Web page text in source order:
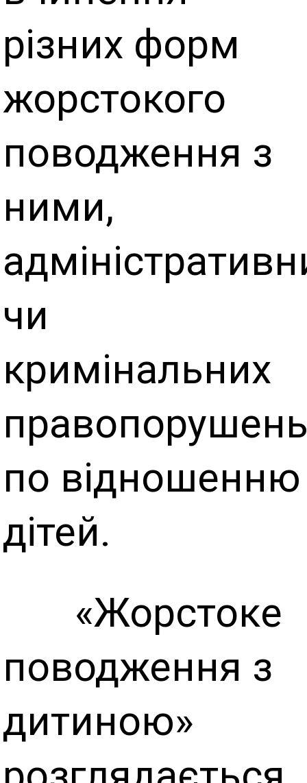
різних форм
жорстокого
поводження з
ними,
чи
кримінальних
по відношенню
дітей.
«Жорстоке
поводження з
дитиною»